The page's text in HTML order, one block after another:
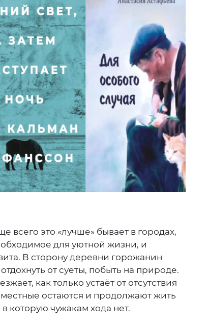
всего это «лучше» бывает в городах,
для уютной жизни, и
В сторону деревни горожанин
от суеты, побыть на природе.
как только устаёт от отсутствия
остаются и продолжают жить
которую чужакам хода нет.